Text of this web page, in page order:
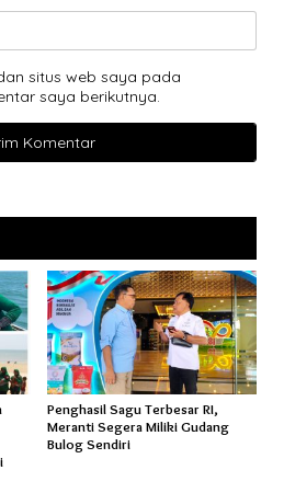
situs web saya pada
saya berikutnya.
Penghasil Sagu Terbesar RI,
Meranti Segera Miliki Gudang
Bulog Sendiri